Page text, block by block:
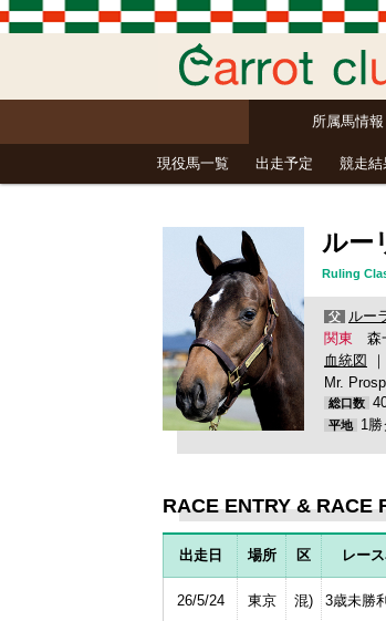
所属馬情報
現役馬一覧 出走予定 競走結
ルー
Ruling
父 ルー
関東 森
血統図
｜
Mr.
総口数
平地 1
RACE ENTRY & RACE
出走日 場所 区 レー
26/5/24 東京 混) 3歳未勝利